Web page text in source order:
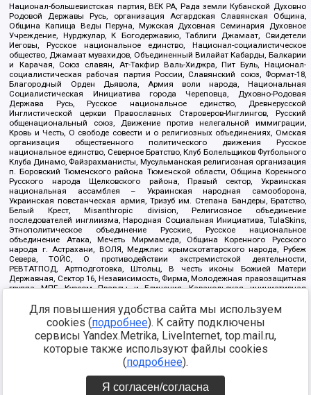
Национал-большевистская партия, ВЕК РА, Рада земли Кубанской Духовно
Родовой Державы Русь, организация Асгардская Славянская Община,
Община Капища Веды Перуна, Мужская Духовная Семинария Духовное
Учреждение, Нурджулар, К Богодержавию, Таблиги Джамаат, Свидетели
Иеговы, Русское национальное единство, Национал-социалистическое
общество, Джамаат мувахидов, Объединенный Вилайат Кабарды, Балкарии
и Карачая, Союз славян, Ат-Такфир Валь-Хиджра, Пит Буль, Национал-
социалистическая рабочая партия России, Славянский союз, Формат-18,
Благородный Орден Дьявола, Армия воли народа, Национальная
Социалистическая Инициатива города Череповца, Духовно-Родовая
Держава Русь, Русское национальное единство, Древнерусской
Инглистической церкви Православных Староверов-Инглингов, Русский
общенациональный союз, Движение против нелегальной иммиграции,
Кровь и Честь, О свободе совести и о религиозных объединениях, Омская
организация общественного политического движения Русское
национальное единство, Северное Братство, Клуб Болельщиков Футбольного
Клуба Динамо, Файзрахманисты, Мусульманская религиозная организация
п. Боровский Тюменского района Тюменской области, Община Коренного
Русского народа Щелковского района, Правый сектор, Украинская
национальная ассамблея – Украинская народная самооборона,
Украинская повстанческая армия, Тризуб им. Степана Бандеры, Братство,
Белый Крест, Misanthropic division, Религиозное объединение
последователей инглиизма, Народная Социальная Инициатива, TulaSkins,
Этнополитическое объединение Русские, Русское национальное
объединение Атака, Мечеть Мирмамеда, Община Коренного Русского
народа г. Астрахани, ВОЛЯ, Меджлис крымскотатарского народа, Рубеж
Севера, ТОЙС, О противодействии экстремистской деятельности,
РЕВТАТПОД, Артподготовка, Штольц, В честь иконы Божией Матери
Державная, Сектор 16, Независимость, Фирма, Молодежная правозащитная
группа МПГ, Курсом Правды и Единения, Каракольская инициативная
Благотворительный пансионат Ак Умут, Русская республика Русь,
Арестантское уголовное единство, Башкорт, Нация и свобода, W.H.С., Фалунь
Дафа, Иртыш Ultras, Русский Патриотический клуб-Новокузнецк/РПК,
Сибирский державный союз, Фонд борьбы с коррупцией, Фонд защиты прав
граждан, Штабы Навального, Совет граждан СССР Прикубанского округа г.
Краснодара
https://minjust.gov.ru/ru/documents/7822/
Для повышения удобства сайта мы используем
cookies (подробнее). К сайту подключены
сервисы Yandex.Metrika, LiveInternet, top.mail.ru,
которые также используют файлы cookies
(подробнее).
Я согласен/согласна